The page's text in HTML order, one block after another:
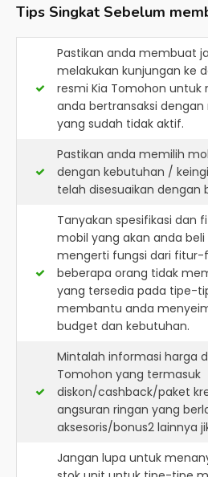
Tips Singkat Sebelum
Pastikan anda membuat
melakukan kunjungan ke
resmi Kia Tomohon untuk
anda bertransaksi
yang sudah tidak aktif.
Pastikan anda memilih
dengan kebutuhan /
telah disesuaikan dengan
Tanyakan spesifikasi dan
mobil yang akan anda
mengerti fungsi dari fitur-
beberapa orang tidak
yang tersedia pada tipe-
membantu anda
budget dan kebutuhan.
Mintalah informasi harga
Tomohon yang termasuk
diskon/cashback/paket
angsuran ringan yang
aksesoris/bonus2 lainnya
Jangan lupa untuk